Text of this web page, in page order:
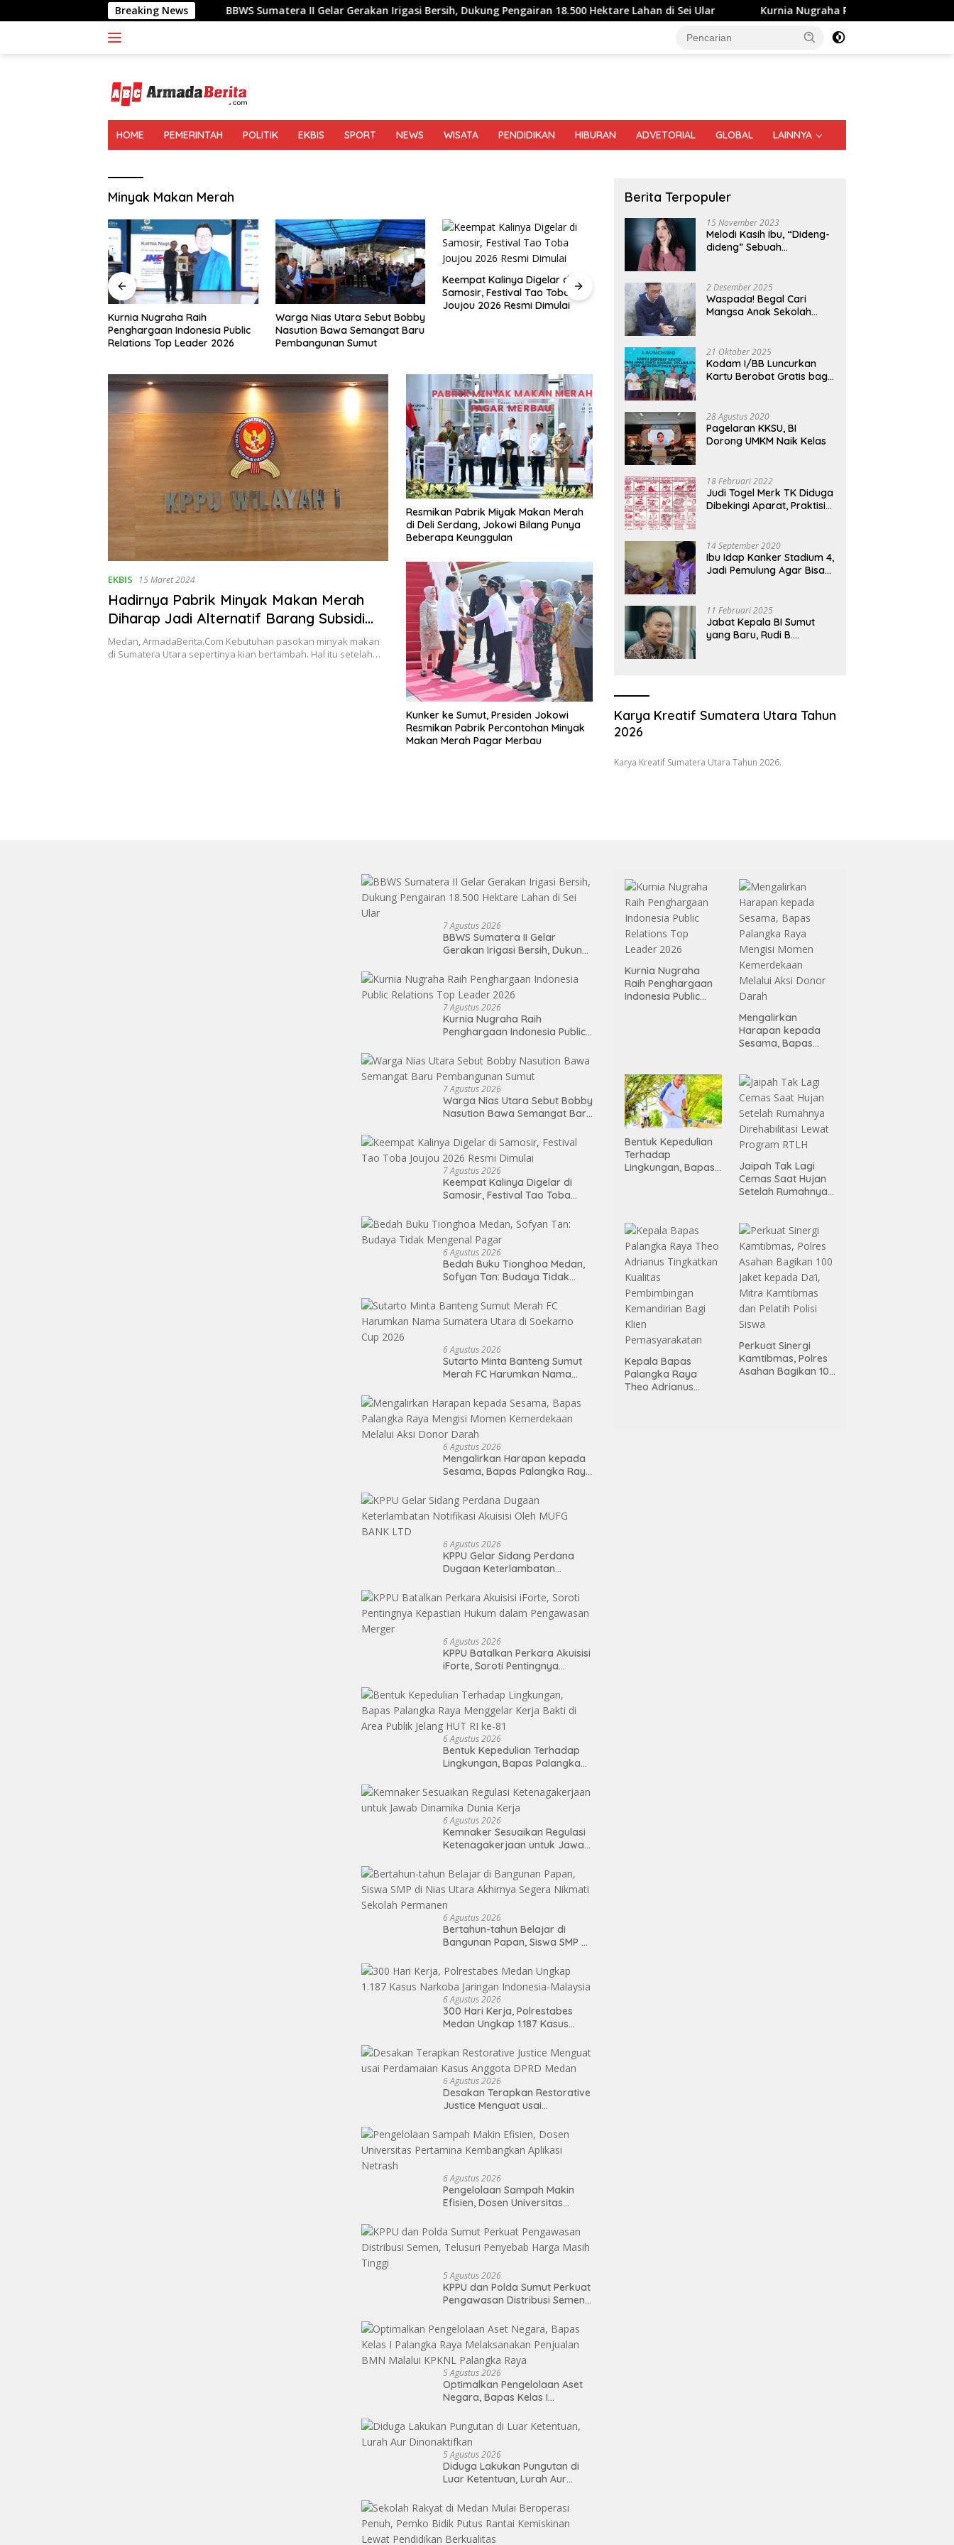
ke
Breaking NewsBBWS Sumatera II Gelar Gerakan Irigasi Bersih, Dukung Pengairan 18.500 Hektare Lahan di Sei Ular Kurnia Nugraha Raih Penghargaan Indonesia Public
HOME PEMERINTAH POLITIK EKBIS SPORT NEWS WISATA PENDIDIKAN HIBURAN ADVETORIAL GLOBAL LAINNYA
Minyak Makan Merah
Kurnia Nugraha Raih
Penghargaan Indonesia Public
Relations Top Leader 2026
Warga Nias Utara Sebut Bobby
Nasution Bawa Semangat Baru
Pembangunan Sumut
Keempat Kalinya Digelar di
Samosir, Festival Tao Toba
Joujou 2026 Resmi Dimulai
Bedah Buku Tionghoa Medan,
Sofyan Tan: Budaya Tidak
Mengenal Pagar
Sutarto Minta Banteng Sumut
Merah FC Harumkan Nama
EKBIS 15 Maret 2024
Hadirnya Pabrik Minyak Makan Merah
Diharap Jadi Alternatif Barang Subsidi
Bagi Masyarakat
Medan, ArmadaBerita.Com Kebutuhan pasokan minyak makan
di Sumatera Utara sepertinya kian bertambah. Hal itu setelah…
Resmikan Pabrik Miyak Makan Merah
di Deli Serdang, Jokowi Bilang Punya
Beberapa Keunggulan
Kunker ke Sumut, Presiden Jokowi
Resmikan Pabrik Percontohan Minyak
Makan Merah Pagar Merbau
Berita Terpopuler
15 November 2023
Melodi Kasih Ibu, “Dideng-
dideng” Sebuah
2 Desember 2025
Waspada! Begal Cari
Mangsa Anak Sekolah
Minta Didorong
21 Oktober 2025
Kodam I/BB Luncurkan
Kartu Berobat Gratis bagi
28 Agustus 2020
Pagelaran KKSU, BI
Dorong UMKM Naik Kelas
18 Februari 2022
Judi Togel Merk TK Diduga
Dibekingi Aparat, Praktisi
14 September 2020
Ibu Idap Kanker Stadium 4,
Jadi Pemulung Agar Bisa
11 Februari 2025
Jabat Kepala BI Sumut
yang Baru, Rudi B.
Karya Kreatif Sumatera Utara Tahun
2026
Karya Kreatif Sumatera Utara Tahun 2026.
7 Agustus 2026
BBWS Sumatera II Gelar
Gerakan Irigasi Bersih, Dukung
Lahan di Sei Ular
7 Agustus 2026
Kurnia Nugraha Raih
Penghargaan Indonesia Public
7 Agustus 2026
Warga Nias Utara Sebut Bobby
Nasution Bawa Semangat Baru
7 Agustus 2026
Keempat Kalinya Digelar di
Samosir, Festival Tao Toba
6 Agustus 2026
Bedah Buku Tionghoa Medan,
Sofyan Tan: Budaya Tidak
6 Agustus 2026
Sutarto Minta Banteng Sumut
Merah FC Harumkan Nama
Cup 2026
6 Agustus 2026
Mengalirkan Harapan kepada
Sesama, Bapas Palangka Raya
Melalui Aksi Donor Darah
6 Agustus 2026
KPPU Gelar Sidang Perdana
Dugaan Keterlambatan
BANK LTD
6 Agustus 2026
KPPU Batalkan Perkara Akuisisi
iForte, Soroti Pentingnya
Pengawasan Merger
6 Agustus 2026
Bentuk Kepedulian Terhadap
Lingkungan, Bapas Palangka
Area Publik Jelang HUT RI ke-81
6 Agustus 2026
Kemnaker Sesuaikan Regulasi
Ketenagakerjaan untuk Jawab
6 Agustus 2026
Bertahun-tahun Belajar di
Bangunan Papan, Siswa SMP di
Nikmati Sekolah Permanen
6 Agustus 2026
300 Hari Kerja, Polrestabes
Medan Ungkap 1.187 Kasus
Malaysia
6 Agustus 2026
Desakan Terapkan Restorative
Justice Menguat usai
DPRD Medan
6 Agustus 2026
Pengelolaan Sampah Makin
Efisien, Dosen Universitas
Aplikasi Netrash
5 Agustus 2026
KPPU dan Polda Sumut Perkuat
Pengawasan Distribusi Semen,
Tinggi
5 Agustus 2026
Optimalkan Pengelolaan Aset
Negara, Bapas Kelas I
Penjualan BMN Malalui KPKNL
Palangka Raya
5 Agustus 2026
Diduga Lakukan Pungutan di
Luar Ketentuan, Lurah Aur
Kurnia Nugraha
Raih Penghargaan
Indonesia Public
Mengalirkan
Harapan kepada
Sesama, Bapas
Kemerdekaan
Melalui Aksi Donor
Darah
Bentuk Kepedulian
Terhadap
Lingkungan, Bapas
Jaipah Tak Lagi
Cemas Saat Hujan
Setelah Rumahnya
Kepala Bapas
Palangka Raya
Theo Adrianus
Perkuat Sinergi
Kamtibmas, Polres
Asahan Bagikan 100